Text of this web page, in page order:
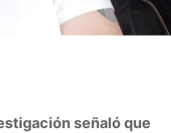
señaló que